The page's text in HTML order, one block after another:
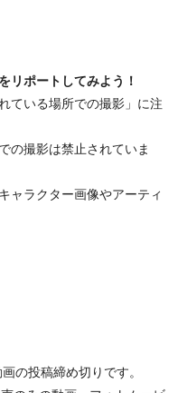
リポートしてみよう！
ている場所での撮影」に注
の撮影は禁止されていま
ャラクター画像やアーティ
の投稿締め切りです。